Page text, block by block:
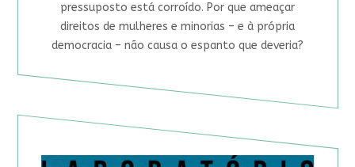
pressuposto está corroído. Por que ameaçar
direitos de mulheres e minorias – e à própria
democracia – não causa o espanto que deveria?